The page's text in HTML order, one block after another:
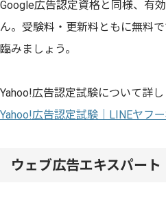
Google広告認定資格と同様、有
ん。受験料・更新料ともに無料
臨みましょう。
Yahoo!広告認定試験について詳
Yahoo!広告認定試験｜LINEヤフ
ウェブ広告エキスパート